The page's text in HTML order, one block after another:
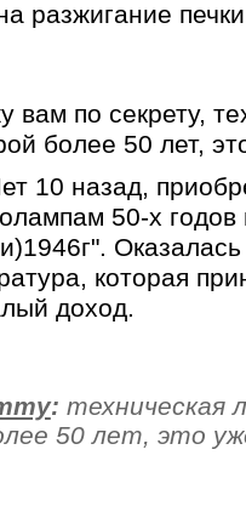
разжигание
вам по секрету,
более 50 лет,
10 назад,
50-х
которая
доход.
: техническая
50 лет, это